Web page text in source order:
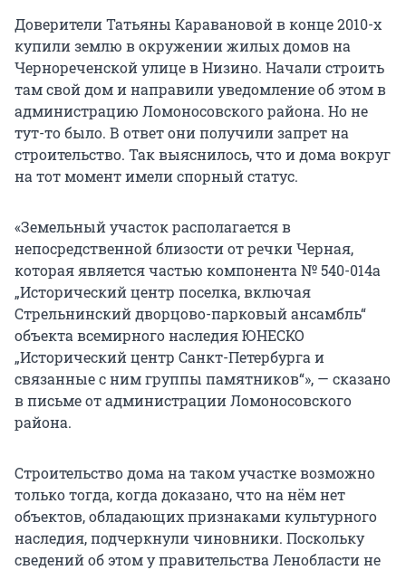
Доверители Татьяны Каравановой в конце 2010-х
купили землю в окружении жилых домов на
Чернореченской улице в Низино. Начали строить
там свой дом и направили уведомление об этом в
администрацию Ломоносовского района. Но не
тут-то было. В ответ они получили запрет на
строительство. Так выяснилось, что и дома вокруг
на тот момент имели спорный статус.
«Земельный участок располагается в
непосредственной близости от речки Черная,
которая является частью компонента № 540-014а
„Исторический центр поселка, включая
Стрельнинский дворцово-парковый ансамбль“
объекта всемирного наследия ЮНЕСКО
„Исторический центр Санкт-Петербурга и
связанные с ним группы памятников“», — сказано
в письме от администрации Ломоносовского
района.
Строительство дома на таком участке возможно
только тогда, когда доказано, что на нём нет
объектов, обладающих признаками культурного
наследия, подчеркнули чиновники. Поскольку
сведений об этом у правительства Ленобласти не